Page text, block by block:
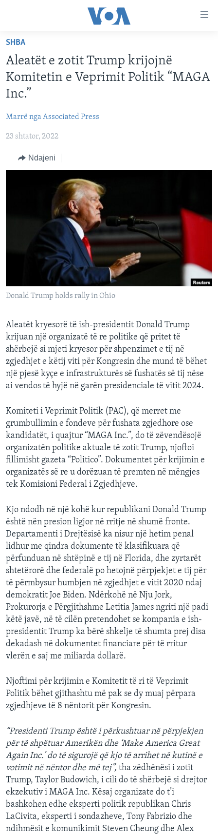
faqen
kryesore
Kalo
tek
faqja
Kalo
tek
FAQJA KRYESORE
AMERIKA
EVROPA
BOTA
MJEDISI
SHKENCË DHE TEKNOLOGJI
SHËNDETËSI
DITARI
Learning English
FOLLOW US
SHBA
Aleatët e zotit Trump krijojnë
Komitetin e Veprimit Politik “MAGA
Inc.”
Marrë nga Associated Press
23 shtator, 2022
Ndajeni
Donald Trump holds rally in Ohio
Aleatët kryesorë të ish-presidentit Donald Trump
krijuan një organizatë të re politike që pritet të
shërbejë si mjeti kryesor për shpenzimet e tij në
zgjedhjet e këtij viti për Kongresin dhe mund të bëhet
një pjesë kyçe e infrastrukturës së fushatës së tij nëse
ai vendos të hyjë në garën presidenciale të vitit 2024.
Komiteti i Veprimit Politik (PAC), që merret me
grumbullimin e fondeve për fushata zgjedhore ose
kandidatët, i quajtur “MAGA Inc.”, do të zëvendësojë
organizatën politike aktuale të zotit Trump, njoftoi
fillimisht gazeta “Politico”. Dokumentet për krijimin e
organizatës së re u dorëzuan të premten në mëngjes
tek Komisioni Federal i Zgjedhjeve.
Kjo ndodh në një kohë kur republikani Donald Trump
është nën presion ligjor në rritje në shumë fronte.
Departamenti i Drejtësisë ka nisur një hetim penal
lidhur me qindra dokumente të klasifikuara që
përfunduan në shtëpinë e tij në Florida, dhe zyrtarët
shtetërorë dhe federalë po hetojnë përpjekjet e tij për
të përmbysur humbjen në zgjedhjet e vitit 2020 ndaj
demokratit Joe Biden. Ndërkohë në Nju Jork,
Prokurorja e Përgjithshme Letitia James ngriti një padi
këtë javë, në të cilën pretendohet se kompania e ish-
presidentit Trump ka bërë shkelje të shumta prej disa
dekadash në dokumentet financiare për të rritur
vlerën e saj me miliarda dollarë.
Njoftimi për krijimin e Komitetit të ri të Veprimit
Politik bëhet gjithashtu më pak se dy muaj përpara
zgjedhjeve të 8 nëntorit për Kongresin.
“Presidenti Trump është i përkushtuar në përpjekjen
për të shpëtuar Amerikën dhe ‘Make America Great
Again Inc.’ do të sigurojë që kjo të arrihet në kutinë e
votimit në nëntor dhe më tej”, tha zëdhënësi i zotit
Trump, Taylor Budowich, i cili do të shërbejë si drejtor
ekzekutiv i MAGA Inc. Kësaj organizate do t’i
bashkohen edhe eksperti politik republikan Chris
LaCivita, eksperti i sondazheve, Tony Fabrizio dhe
ndihmësit e komunikimit Steven Cheung dhe Alex